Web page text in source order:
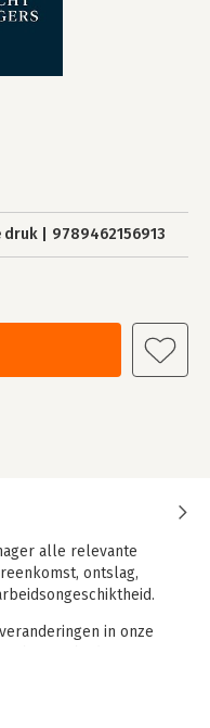
druk 9789462156913
alle relevante
ontslag,
in onze